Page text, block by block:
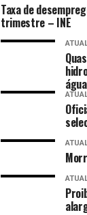
Taxa de
trimestre – INE